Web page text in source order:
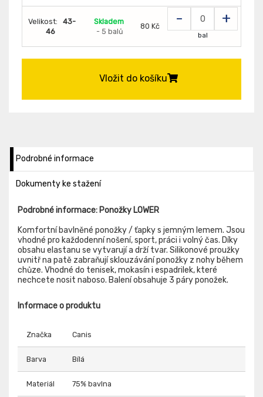
Velikost:
43-
46
Skladem
- 5 balů
80 Kč - +
bal
Vložit do košíku
Podrobné informace
Dokumenty ke stažení
Podrobné informace: Ponožky LOWER
Komfortní bavlněné ponožky / ťapky s jemným lemem. Jsou
vhodné pro každodenní nošení, sport, práci i volný čas. Díky
obsahu elastanu se vytvarují a drží tvar. Silikonové proužky
uvnitř na patě zabraňují sklouzávání ponožky z nohy během
chůze. Vhodné do tenisek, mokasín i espadrilek, které
nechcete nosit naboso. Balení obsahuje 3 páry ponožek.
Informace o produktu
Značka Canis
Barva Bílá
Materiál 75% bavlna